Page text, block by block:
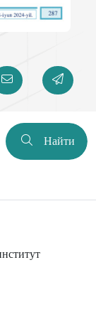
Найти